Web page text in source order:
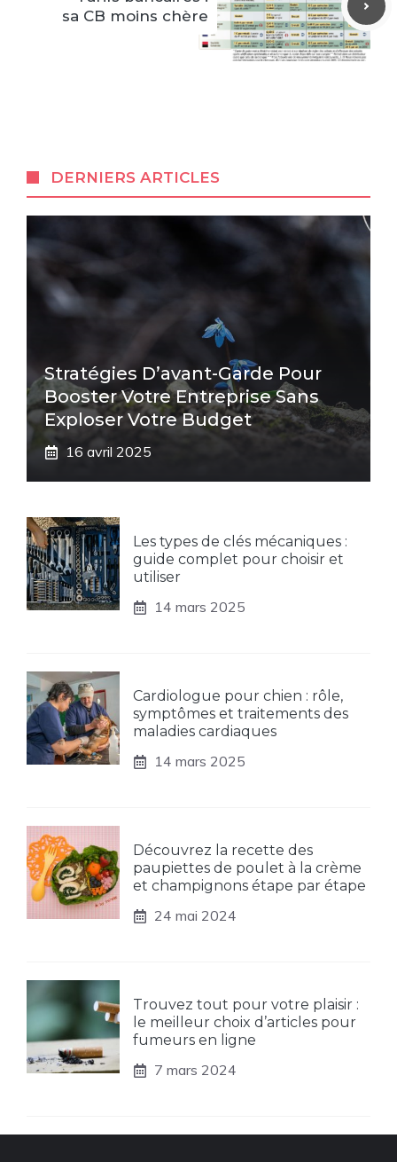
sa CB moins chère
DERNIERS ARTICLES
Stratégies D’avant-Garde Pour
Booster Votre Entreprise Sans
Exploser Votre Budget
16 avril 2025
Les types de clés mécaniques :
guide complet pour choisir et
utiliser
14 mars 2025
Cardiologue pour chien : rôle,
symptômes et traitements des
maladies cardiaques
14 mars 2025
Découvrez la recette des
paupiettes de poulet à la crème
et champignons étape par étape
24 mai 2024
Trouvez tout pour votre plaisir :
le meilleur choix d’articles pour
fumeurs en ligne
7 mars 2024